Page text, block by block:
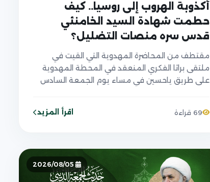
أكذوبة الهروب إلى روسيا.. كيف
حطمت شهادة السيد الخامنئي
قدس سره منصات التضليل؟
مقتطف من المحاضرة المهدوية التي القيت في
ملتقى براثا الفكري المنعقد في المحطة المهدوية
على طريق ياحسين في مساء يوم الجمعة السادس
69 قراءة اقرأ المزيد